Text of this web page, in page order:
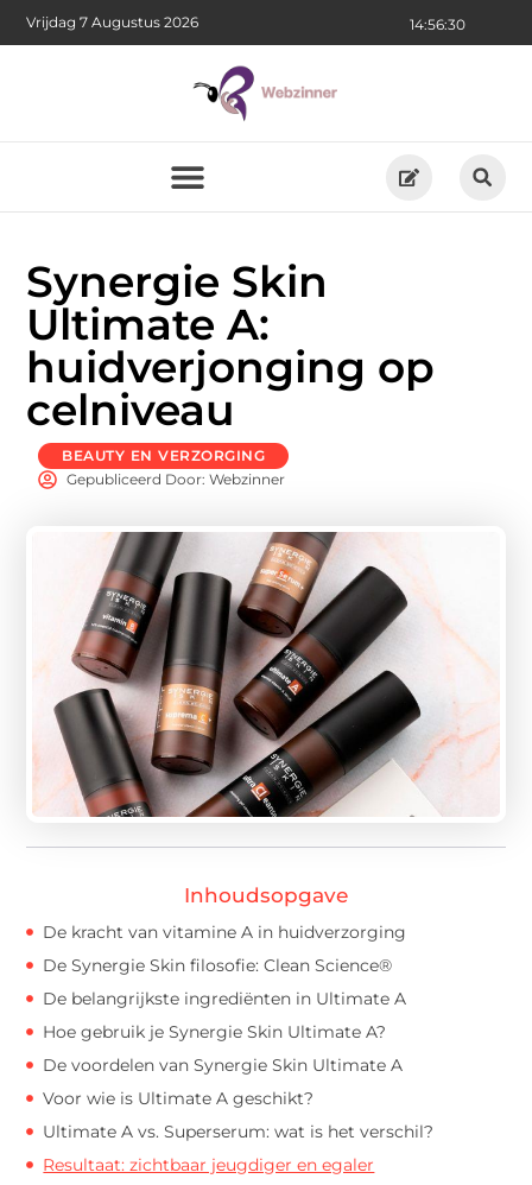
14:56:31
Vrijdag 7 Augustus 2026
Synergie Skin
Ultimate A:
huidverjonging op
celniveau
BEAUTY EN VERZORGING
Gepubliceerd Door: Webzinner
Inhoudsopgave
De kracht van vitamine A in huidverzorging
De Synergie Skin filosofie: Clean Science®
De belangrijkste ingrediënten in Ultimate A
Hoe gebruik je Synergie Skin Ultimate A?
De voordelen van Synergie Skin Ultimate A
Voor wie is Ultimate A geschikt?
Ultimate A vs. Superserum: wat is het verschil?
Resultaat: zichtbaar jeugdiger en egaler